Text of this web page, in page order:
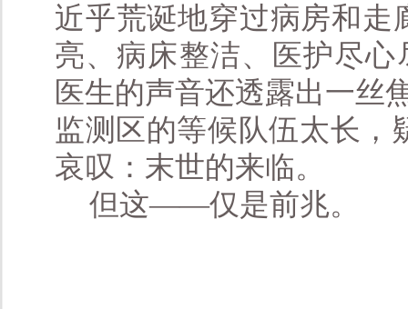
近乎荒诞地穿过病房和
亮、病床整洁、医护尽心
医生的声音还透露出一丝
监测区的等候队伍太长
哀叹：末世的来临。
但这——仅是前兆。